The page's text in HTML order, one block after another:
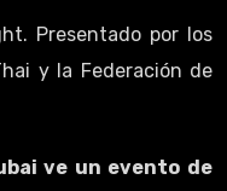
Presentado por los
y la Federación de
ve un evento de